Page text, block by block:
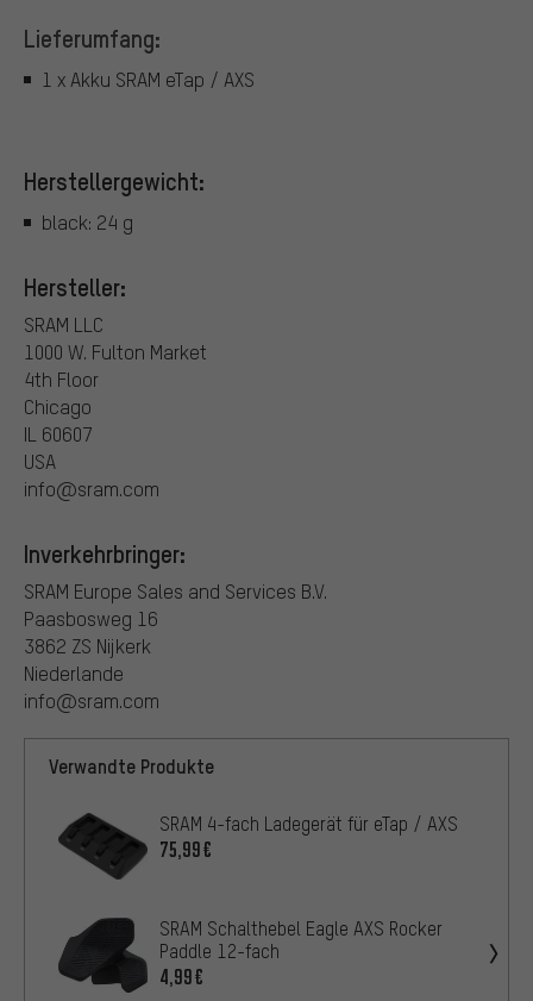
Lieferumfang:
1 x Akku SRAM eTap / AXS
Herstellergewicht:
black: 24 g
Hersteller:
SRAM LLC
1000 W. Fulton Market
4th Floor
Chicago
IL 60607
USA
info@sram.com
Inverkehrbringer:
SRAM Europe Sales and Services B.V.
Paasbosweg 16
3862 ZS Nijkerk
Niederlande
info@sram.com
Verwandte Produkte
SRAM 4-fach Ladegerät für eTap / AXS
75,99€
SRAM Schalthebel Eagle AXS Rocker
Paddle 12-fach
4,99€